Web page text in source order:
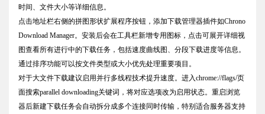
时间、文件大小等详细信息。
点击地址栏右侧的拼图形状扩展程序按钮，添加下载管理器插件如Chrono
Download Manager。安装后会在工具栏新增专用图标，点击可展开详细视
图查看所有进行中的下载任务，包括速度曲线图、分段下载进度等信息。
通过排序功能可以按文件类型或大小优先处理重要项目。
对于大文件下载建议启用并行多线程技术提升速度。进入chrome://flags/页
面搜索parallel downloading关键词，将对应选项改为启用状态。重启浏览
器后新建下载任务会自动拆分成多个连接同时传输，特别适合服务器支持